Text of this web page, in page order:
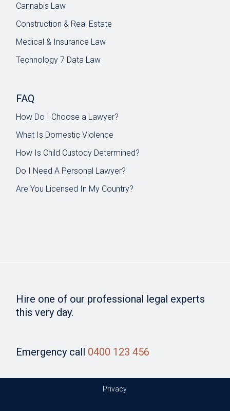
Cannabis Law
Construction & Real Estate
Medical & Insurance Law
Technology 7 Data Law
FAQ
How Do I Choose a Lawyer?
What Is Domestic Violence
How Is Child Custody Determined?
Do I Need A Personal Lawyer?
Are You Licensed In My Country?
Hire one of our professional legal experts
this very day.
Emergency call 0400 123 456
Privacy